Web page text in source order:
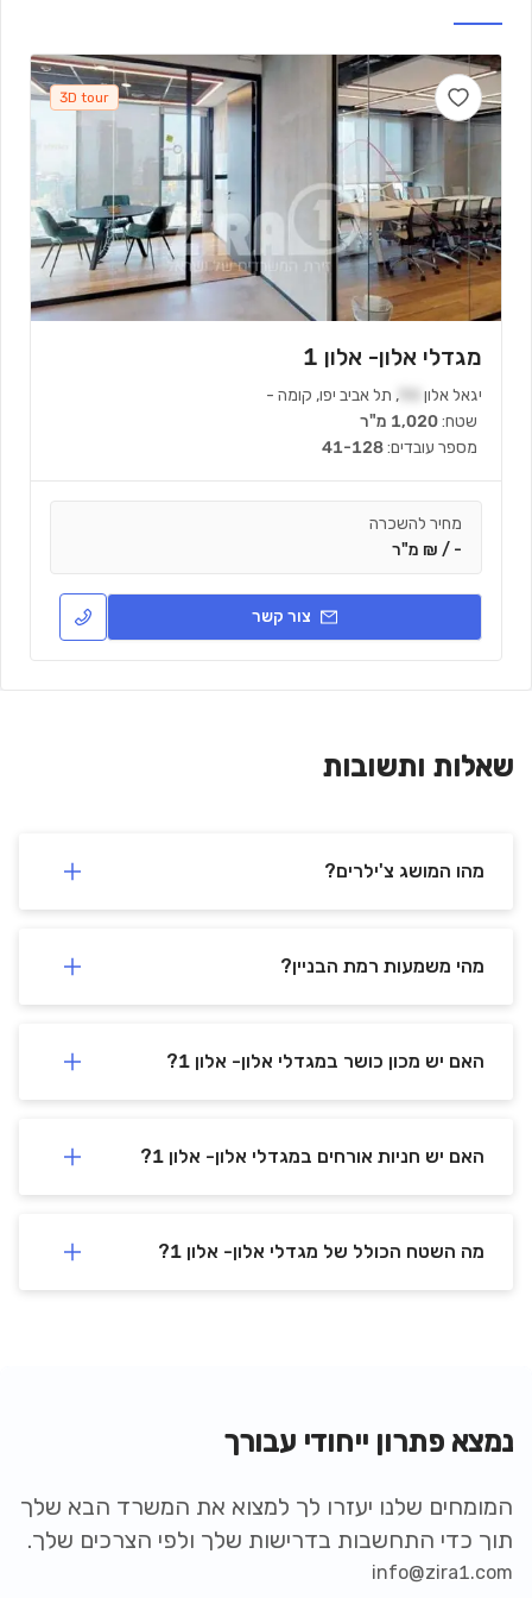
3D tour
מגדלי אלון- אלון 1
יגאל אלון , תל אביב יפו, קומה -
שטח:1,020 מ"ר
מספר עובדים:41-128
מחיר להשכרה
- / ₪ מ"ר
צור קשר
שאלות ותשובות
מהו המושג צ'ילרים?
מהי משמעות רמת הבניין?
האם יש מכון כושר במגדלי אלון- אלון 1?
האם יש חניות אורחים במגדלי אלון- אלון 1?
מה השטח הכולל של מגדלי אלון- אלון 1?
נמצא פתרון ייחודי עבורך
המומחים שלנו יעזרו לך למצוא את המשרד הבא שלך
תוך כדי התחשבות בדרישות שלך ולפי הצרכים שלך.
info@zira1.com